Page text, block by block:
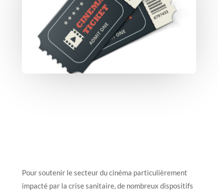
Pour soutenir le secteur du cinéma particulièrement
impacté par la crise sanitaire, de nombreux dispositifs